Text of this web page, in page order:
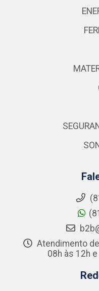
Atendimento
08h às 12h